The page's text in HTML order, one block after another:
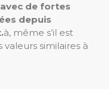
de fortes
depuis
à, même s’il est
similaires à